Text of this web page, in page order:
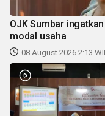
OJK Sumbar
modal usaha
08 August 2026 2:13